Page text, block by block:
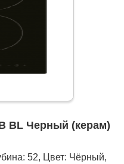
BL Черный (керам)
52, Цвет: Чёрный,